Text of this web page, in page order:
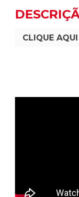
CLIQUE AQUI